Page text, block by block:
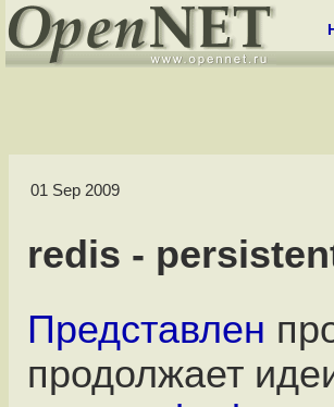
01 Sep 2009
redis -
Представлен
продолжает